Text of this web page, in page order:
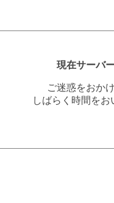
現在サーバ
ご迷惑をおか
しばらく時間を